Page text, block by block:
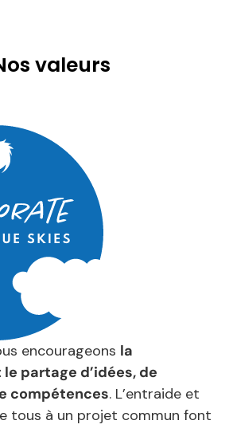
valeurs
encourageons la
partage d’idées, de
compétences. L’entraide et
tous à un projet commun font